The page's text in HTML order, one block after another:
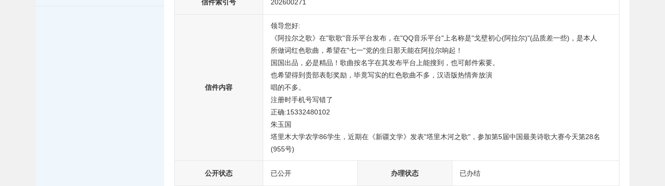
信件索引号 202600271
信件内容
领导您好:
《阿拉尔之歌》在"歌歌"音乐平台发布，在"QQ音乐平台"上名称是"戈壁初心(阿拉尔)"(品质差一些)，是本人
所做词红色歌曲，希望在"七一"党的生日那天能在阿拉尔响起！
国国出品，必是精品！歌曲按名字在其发布平台上能搜到，也可邮件索要。
也希望得到贵部表彰奖励，毕竟写实的红色歌曲不多，汉语版热情奔放演
唱的不多。
注册时手机号写错了
正确:15332480102
朱玉国
塔里木大学农学86学生，近期在《新疆文学》发表"塔里木河之歌"，参加第5届中国最美诗歌大赛今天第28名
公开状态 已公开 办理状态 已办结